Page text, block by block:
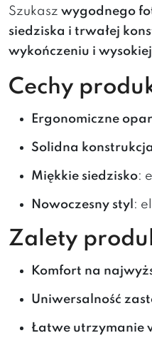
Szukasz wygodnego
siedziska i trwałej
wykończeniu i
Cechy
Ergonomiczne
Solidna konstrukcja
Miękkie siedzisko:
Nowoczesny styl :
Zalety
Komfort na
Uniwersalność
Łatwe utrzymanie